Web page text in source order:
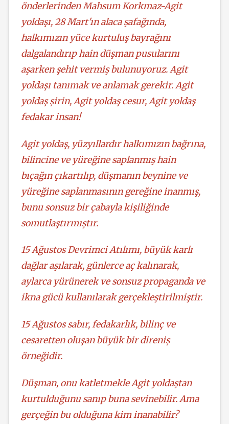
önderlerinden Mahsum Korkmaz-Agit
yoldaşı, 28 Mart'ın alaca şafağında,
halkımızın yüce kurtuluş bayrağını
dalgalandırıp hain düşman pusularını
aşarken şehit vermiş bulunuyoruz. Agit
yoldaşı tanımak ve anlamak gerekir. Agit
yoldaş şirin, Agit yoldaş cesur, Agit yoldaş
fedakar insan!
Agit yoldaş, yüzyıllardır halkımızın bağrına,
bilincine ve yüreğine saplanmış hain
bıçağın çıkartılıp, düşmanın beynine ve
yüreğine saplanmasının gereğine inanmış,
bunu sonsuz bir çabayla kişiliğinde
somutlaştırmıştır.
15 Ağustos Devrimci Atılımı, büyük karlı
dağlar aşılarak, günlerce aç kalınarak,
aylarca yürünerek ve sonsuz propaganda ve
ikna gücü kullanılarak gerçekleştirilmiştir.
15 Ağustos sabır, fedakarlık, bilinç ve
cesaretten oluşan büyük bir direniş
örneğidir.
Düşman, onu katletmekle Agit yoldaştan
kurtulduğunu sanıp buna sevinebilir. Ama
gerçeğin bu olduğuna kim inanabilir?